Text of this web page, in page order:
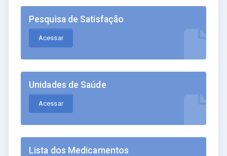
Pesquisa de Satisfação
Acessar
Unidades de Saúde
Acessar
Lista dos Medicamentos